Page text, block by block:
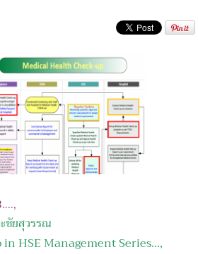
ชัยสุวรรณ
HSE Management Series...,